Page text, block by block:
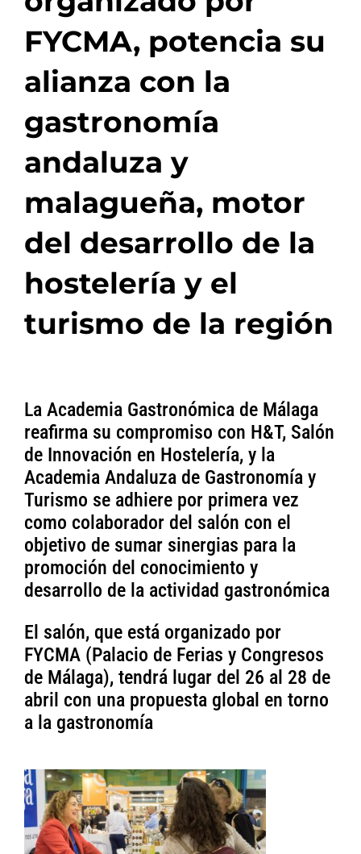
FYCMA, potencia su
alianza con la
gastronomía
andaluza y
malagueña, motor
del desarrollo de la
hostelería y el
turismo de la región
La Academia Gastronómica de Málaga
reafirma su compromiso con H&T, Salón
de Innovación en Hostelería, y la
Academia Andaluza de Gastronomía y
Turismo se adhiere por primera vez
como colaborador del salón con el
objetivo de sumar sinergias para la
promoción del conocimiento y
desarrollo de la actividad gastronómica
El salón, que está organizado por
FYCMA (Palacio de Ferias y Congresos
de Málaga), tendrá lugar del 26 al 28 de
abril con una propuesta global en torno
a la gastronomía